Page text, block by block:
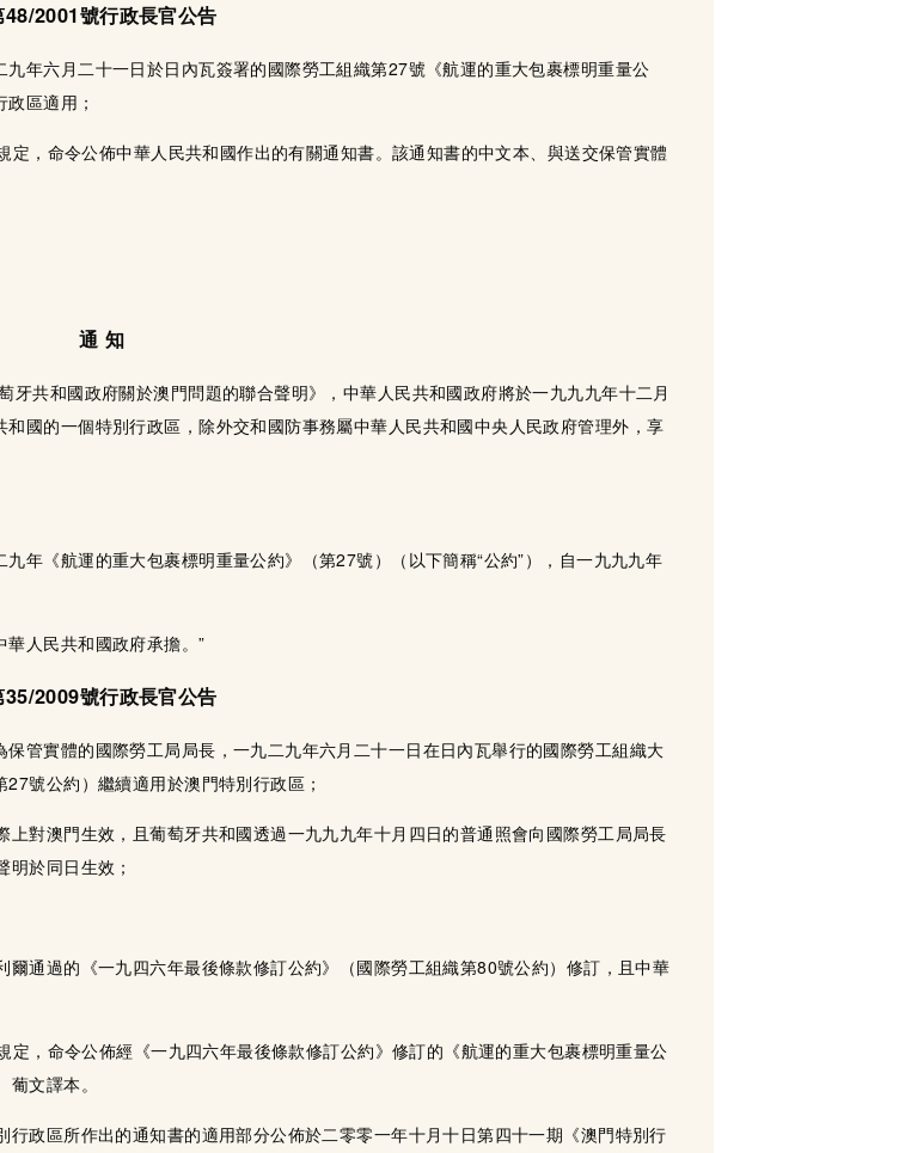
48/2001號行政長官公告
年六月二十一日於日內瓦簽署的國際勞工組織第27號《航運的重大包裹標明重量公
區適用；
，命令公佈中華人民共和國作出的有關通知書。該通知書的中文本、與送交保管實體
通 知
共和國政府關於澳門問題的聯合聲明》，中華人民共和國政府將於一九九九年十二月
國的一個特別行政區，除外交和國防事務屬中華人民共和國中央人民政府管理外，享
年《航運的重大包裹標明重量公約》（第27號）（以下簡稱“公約”），自一九九九年
人民共和國政府承擔。”
35/2009號行政長官公告
管實體的國際勞工局局長，一九二九年六月二十一日在日內瓦舉行的國際勞工組織大
號公約）繼續適用於澳門特別行政區；
對澳門生效，且葡萄牙共和國透過一九九九年十月四日的普通照會向國際勞工局局長
於同日生效；
通過的《一九四六年最後條款修訂公約》（國際勞工組織第80號公約）修訂，且中華
，命令公佈經《一九四六年最後條款修訂公約》修訂的《航運的重大包裹標明重量公
文譯本。
政區所作出的通知書的適用部分公佈於二零零一年十月十日第四十一期《澳門特別行